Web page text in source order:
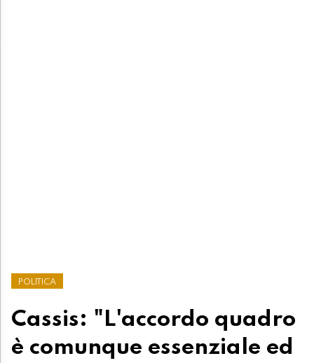
POLITICA
Cassis: "L'accordo quadro
è comunque essenziale ed